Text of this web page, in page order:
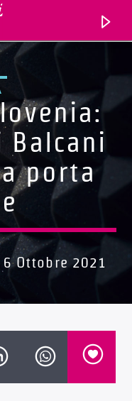
Balcani
porta
Ottobre 2021